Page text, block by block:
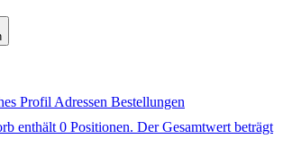
Profil Adressen Bestellungen
enthält 0 Positionen. Der Gesamtwert beträgt